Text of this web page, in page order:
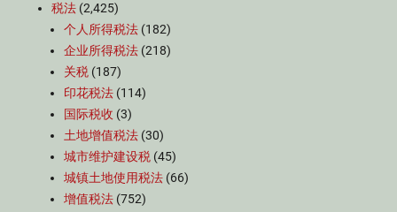
税法 (2,425)
个人所得税法 (182)
企业所得税法 (218)
关税 (187)
印花税法 (114)
国际税收 (3)
土地增值税法 (30)
城市维护建设税 (45)
城镇土地使用税法 (66)
增值税法 (752)